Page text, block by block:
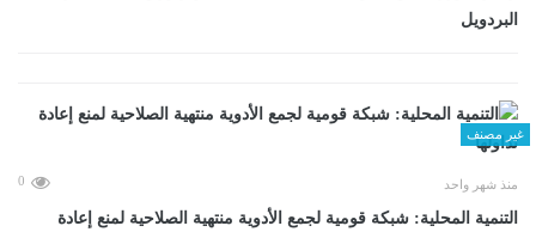
البردويل
غير مصنف
منذ شهر واحد 0
التنمية المحلية: شبكة قومية لجمع الأدوية منتهية الصلاحية لمنع إعادة